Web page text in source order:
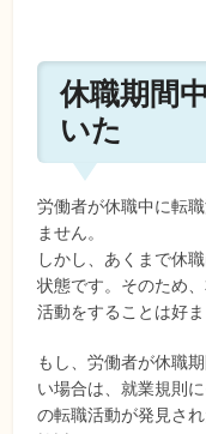
休職期間
いた
労働者が休職中に転
ません。
しかし、あくまで休
状態です。そのため
活動をすることは好
もし、労働者が休職
い場合は、就業規則
の転職活動が発見さ